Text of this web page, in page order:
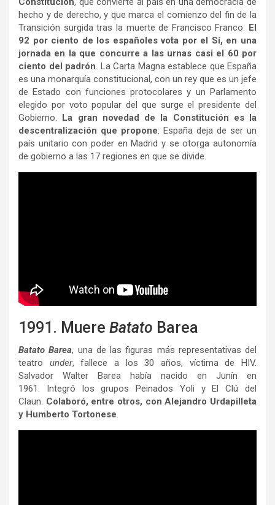
hecho y de derecho, y que marca el comienzo del fin de la
Transición surgida tras la muerte de Francisco Franco.
El
92 por ciento de los españoles vota por el Sí, en una
jornada en la que concurre a las urnas casi el 60 por
ciento del padrón . La Carta Magna establece que España
es una monarquía constitucional, con un rey que es un jefe
de Estado con funciones protocolares y un Parlamento
elegido por voto popular del que surge el presidente del
Gobierno.
La gran novedad de la Constitución es la
descentralización que propone: España deja de ser un
país unitario con poder en Madrid y se otorga autonomía
de gobierno a las 17 regiones en que se divide.
1991. Muere Batato Barea
Batato Barea, una de las figuras más representativas del
teatro under, fallece a los 30 años, víctima de HIV.
Salvador Walter Barea había nacido en Junín en
1961. Integró los grupos Peinados Yoli y El Clú del
Claun. Colaboró, entre otros, con Alejandro Urdapilleta
y Humberto Tortonese.